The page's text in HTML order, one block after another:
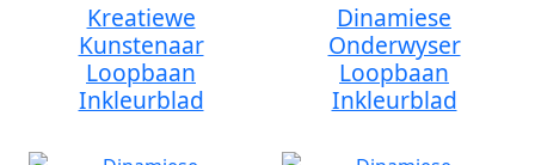
Kreatiewe
Kunstenaar
Loopbaan
Inkleurblad
Dinamiese
Onderwyser
Loopbaan
Inkleurblad